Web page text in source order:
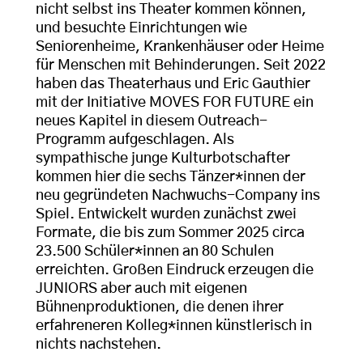
nicht selbst ins Theater kommen können,
und besuchte Einrichtungen wie
Seniorenheime, Krankenhäuser oder Heime
für Menschen mit Behinderungen. Seit 2022
haben das Theaterhaus und Eric Gauthier
mit der Initiative MOVES FOR FUTURE ein
neues Kapitel in diesem Outreach-
Programm aufgeschlagen. Als
sympathische junge Kulturbotschafter
kommen hier die sechs Tänzer*innen der
neu gegründeten Nachwuchs-Company ins
Spiel. Entwickelt wurden zunächst zwei
Formate, die bis zum Sommer 2025 circa
23.500 Schüler*innen an 80 Schulen
erreichten. Großen Eindruck erzeugen die
JUNIORS aber auch mit eigenen
Bühnenproduktionen, die denen ihrer
erfahreneren Kolleg*innen künstlerisch in
nichts nachstehen.